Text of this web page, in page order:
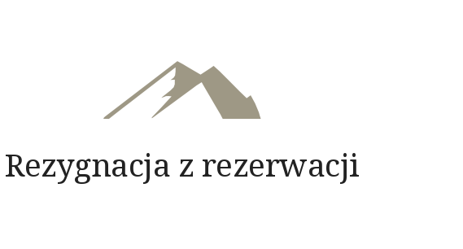
Rezygnacja z rezerwacji